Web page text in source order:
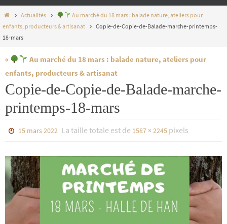
HomeActualités
Au marché du 18 mars : balade nature, ateliers pour
enfants, producteurs & artisanat
Copie-de-Copie-de-Balade-marche-printemps-
18-mars
«
Au marché du 18 mars : balade nature, ateliers pour
enfants, producteurs & artisanat
Copie-de-Copie-de-Balade-marche-
printemps-18-mars
15 mars 2022 La taille totale est de 1587 × 2245 pixels